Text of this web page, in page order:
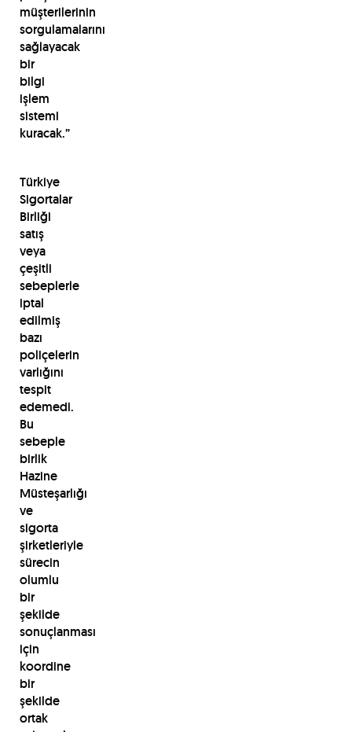
müşterilerinin
sorgulamalarını
sağlayacak
bir
bilgi
işlem
sistemi
kuracak.”
Türkiye
Sigortalar
Birliği
satış
veya
çeşitli
sebeplerle
iptal
edilmiş
bazı
poliçelerin
varlığını
tespit
edemedi.
Bu
sebeple
birlik
Hazine
Müsteşarlığı
ve
sigorta
şirketleriyle
sürecin
olumlu
bir
şekilde
sonuçlanması
için
koordine
bir
şekilde
ortak